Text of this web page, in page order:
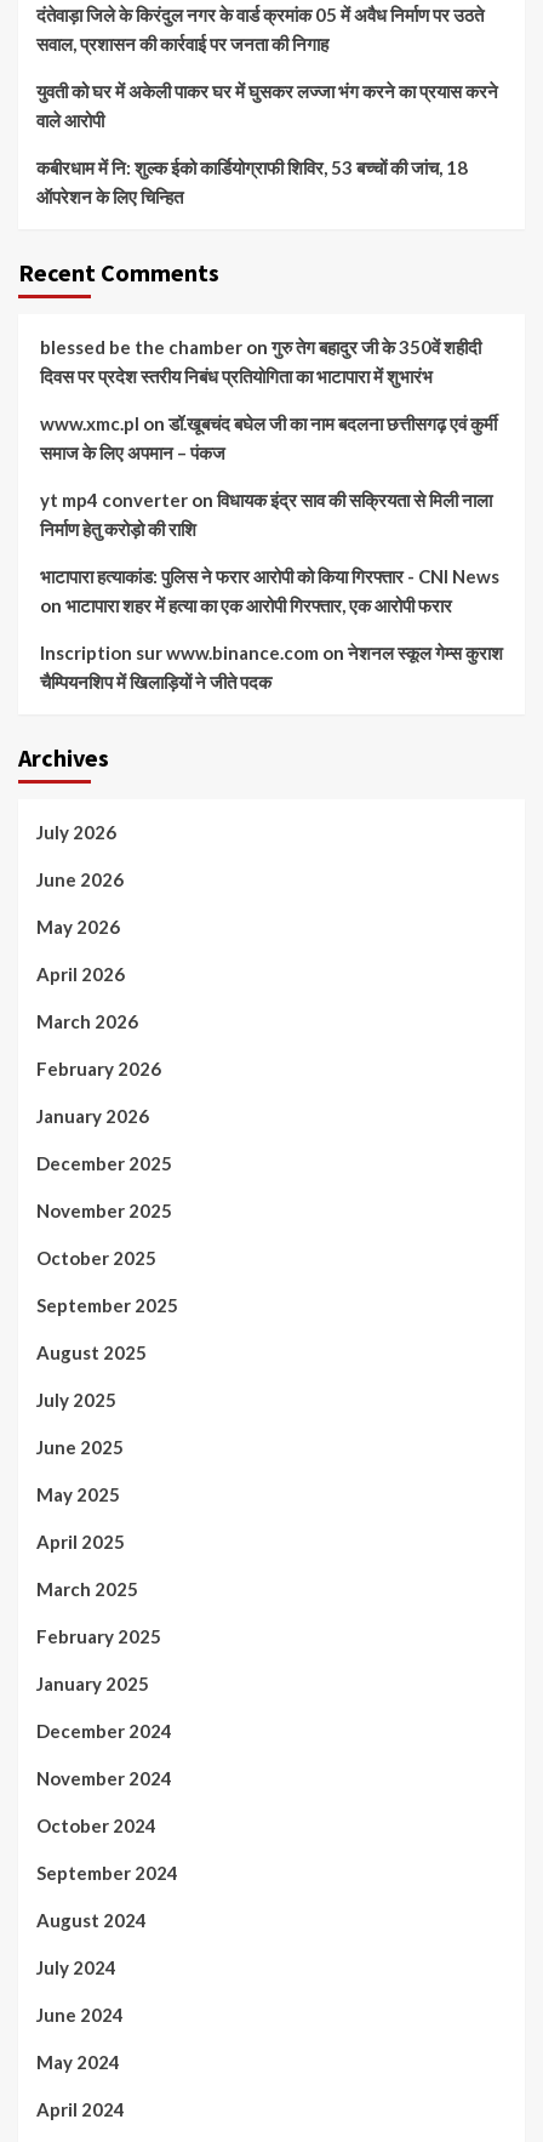
दंतेवाड़ा जिले के किरंदुल नगर के वार्ड क्रमांक 05 में अवैध निर्माण पर उठते
सवाल, प्रशासन की कार्रवाई पर जनता की निगाह
युवती को घर में अकेली पाकर घर में घुसकर लज्जा भंग करने का प्रयास करने
वाले आरोपी
कबीरधाम में नि: शुल्क ईको कार्डियोग्राफी शिविर, 53 बच्चों की जांच, 18
ऑपरेशन के लिए चिन्हित
Recent Comments
blessed be the chamber onगुरु तेग बहादुर जी के 350वें शहीदी
दिवस पर प्रदेश स्तरीय निबंध प्रतियोगिता का भाटापारा में शुभारंभ
www.xmc.pl onडॉ.खूबचंद बघेल जी का नाम बदलना छत्तीसगढ़ एवं कुर्मी
समाज के लिए अपमान – पंकज
yt mp4 converter onविधायक इंद्र साव की सक्रियता से मिली नाला
निर्माण हेतु करोड़ो की राशि
भाटापारा हत्याकांड: पुलिस ने फरार आरोपी को किया गिरफ्तार - CNI News
on भाटापारा शहर में हत्या का एक आरोपी गिरफ्तार, एक आरोपी फरार
Inscription sur www.binance.com onनेशनल स्कूल गेम्स कुराश
चैम्पियनशिप में खिलाड़ियों ने जीते पदक
Archives
July 2026
June 2026
May 2026
April 2026
March 2026
February 2026
January 2026
December 2025
November 2025
October 2025
September 2025
August 2025
July 2025
June 2025
May 2025
April 2025
March 2025
February 2025
January 2025
December 2024
November 2024
October 2024
September 2024
August 2024
July 2024
June 2024
May 2024
April 2024